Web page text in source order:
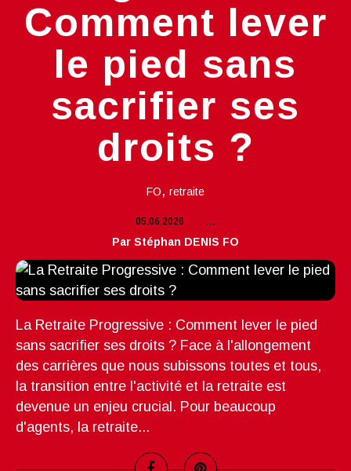
Comment lever
le pied sans
sacrifier ses
droits ?
FO, retraite
05.06.2026 …
Par Stéphan DENIS FO
La Retraite Progressive : Comment lever le pied
sans sacrifier ses droits ? Face à l'allongement
des carrières que nous subissons toutes et tous,
la transition entre l'activité et la retraite est
devenue un enjeu crucial. Pour beaucoup
d'agents, la retraite...